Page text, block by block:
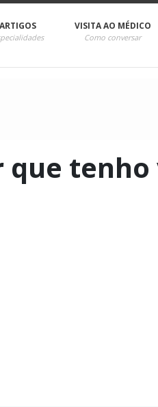
ARTIGOS VISITA AO MÉDICO
Como conversar
que tenho